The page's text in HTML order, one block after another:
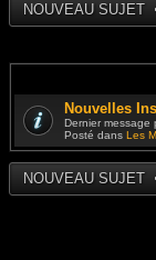
NOUVEAU SUJET
Nouvelles
Dernier message
Posté dans Les
NOUVEAU SUJET